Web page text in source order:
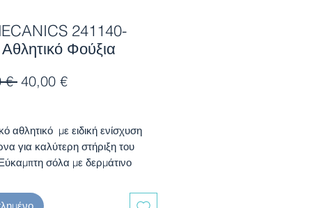
241140-
Φούξια
€ Κανονική
40,00 €Τιμή
αθλητικό με ειδική ενίσχυση
για καλύτερη στήριξη του
σόλα με δερμάτινο
εφαρμογή.